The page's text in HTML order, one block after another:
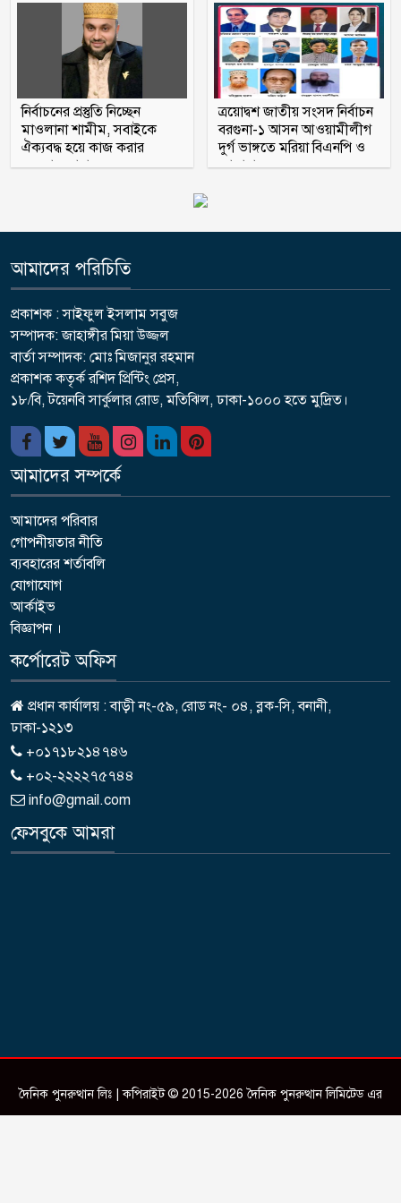
নির্বাচনের প্রস্তুতি নিচ্ছেন
মাওলানা শামীম, সবাইকে
ঐক্যবদ্ধ হয়ে কাজ করার
অহব্বান জানান
ত্রয়োদ্বশ জাতীয় সংসদ নির্বাচন
বরগুনা-১ আসন আওয়ামীলীগ
দুর্গ ভাঙ্গতে মরিয়া বিএনপি ও
জামায়াত
আমাদের পরিচিতি
প্রকাশক : সাইফুল ইসলাম সবুজ
সম্পাদক: জাহাঙ্গীর মিয়া উজ্জল
বার্তা সম্পাদক: মোঃ মিজানুর রহমান
প্রকাশক কতৃর্ক রশিদ প্রিন্টিং প্রেস,
১৮/বি, টয়েনবি সার্কুলার রোড, মতিঝিল, ঢাকা-১০০০ হতে মুদ্রিত।
আমাদের সম্পর্কে
আমাদের পরিবার
গোপনীয়তার নীতি
ব্যবহারের শর্তাবলি
যোগাযোগ
আর্কাইভ
বিজ্ঞাপন ।
কর্পোরেট অফিস
প্রধান কার্যালয় : বাড়ী নং-৫৯, রোড নং- ০৪, ব্লক-সি, বনানী,
ঢাকা-১২১৩
+০১৭১৮২১৪৭৪৬
+০২-২২২২৭৫৭৪৪
info@gmail.com
ফেসবুকে আমরা
দৈনিক পুনরুত্থান লিঃ | কপিরাইট © 2015-2026 দৈনিক পুনরুত্থান লিমিটেড এর